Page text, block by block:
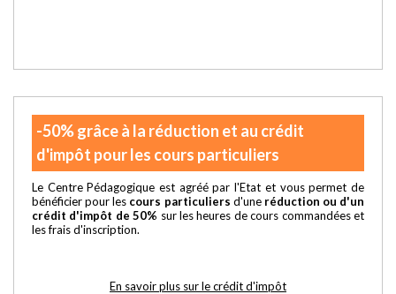
-50% grâce à la réduction et au crédit
d'impôt pour les cours particuliers
Le Centre Pédagogique est agréé par l'Etat et vous permet de
bénéficier pour les cours particuliers d'une réduction ou d'un
crédit d'impôt de 50% sur les heures de cours commandées et
les frais d'inscription.
En savoir plus sur le crédit d'impôt